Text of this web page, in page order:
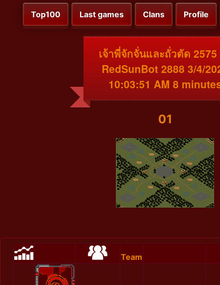
Top100 Last games Clans Profile
เจ้าพี่จักจั่นและถั่วตัด
RedSunBot 2888 3/4/
10:03:51 AM 8
01
Team